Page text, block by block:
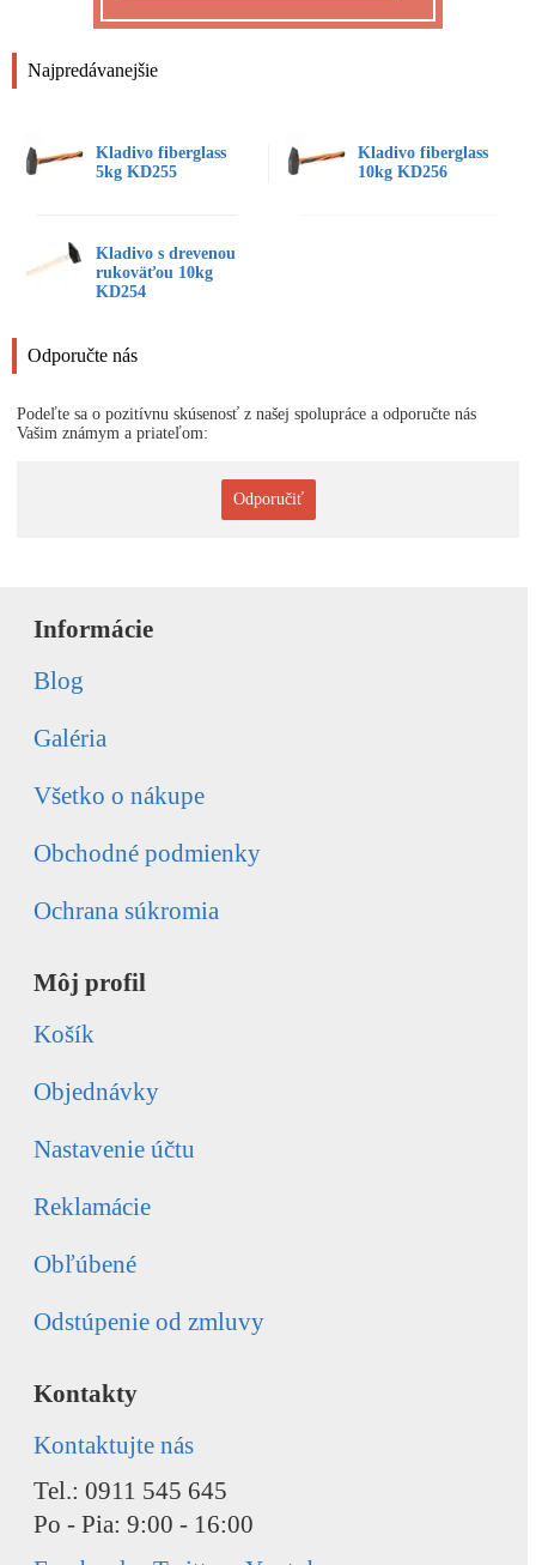
Najpredávanejšie
Kladivo fiberglass
5kg KD255
Kladivo fiberglass
10kg KD256
Kladivo s drevenou
rukoväťou 10kg
KD254
Odporučte nás
Podeľte sa o pozitívnu skúsenosť z našej spolupráce a odporučte nás
Vašim známym a priateľom:
Odporučiť
Informácie
Blog
Galéria
Všetko o nákupe
Obchodné podmienky
Ochrana súkromia
Môj profil
Košík
Objednávky
Nastavenie účtu
Reklamácie
Obľúbené
Odstúpenie od zmluvy
Kontakty
Kontaktujte nás
Tel.: 0911 545 645
Po - Pia: 9:00 - 16:00